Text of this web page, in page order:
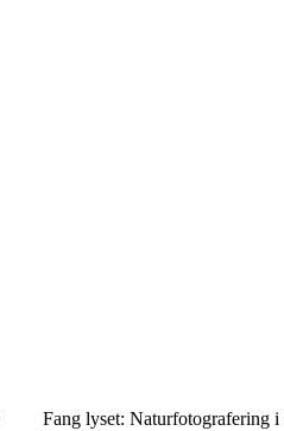
Fang lyset: Naturfotografering i